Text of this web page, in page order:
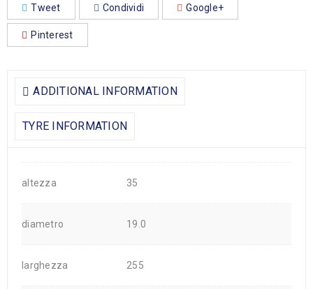
Tweet Condividi Google+
Pinterest
ADDITIONAL INFORMATION
TYRE INFORMATION
altezza 35
diametro 19.0
larghezza 255